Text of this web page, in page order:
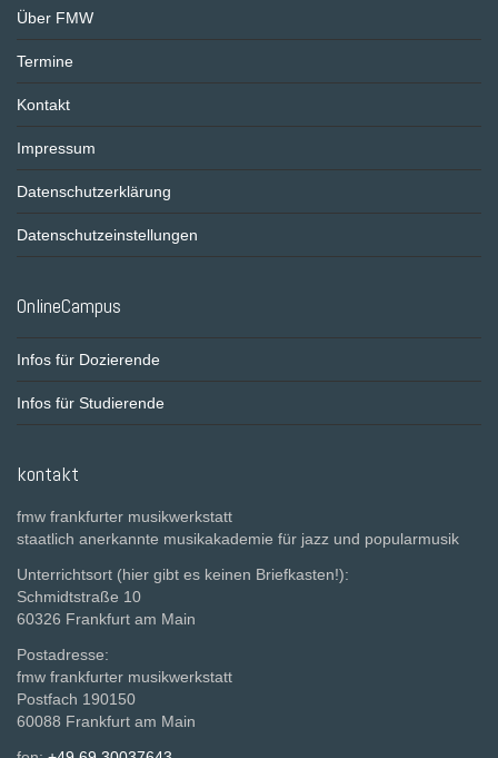
Über FMW
Termine
Kontakt
Impressum
Datenschutzerklärung
Datenschutzeinstellungen
OnlineCampus
Infos für Dozierende
Infos für Studierende
kontakt
fmw frankfurter musikwerkstatt
staatlich anerkannte musikakademie für jazz und popularmusik
Unterrichtsort (hier gibt es keinen Briefkasten!):
Schmidtstraße 10
60326 Frankfurt am Main
Postadresse:
fmw frankfurter musikwerkstatt
Postfach 190150
60088 Frankfurt am Main